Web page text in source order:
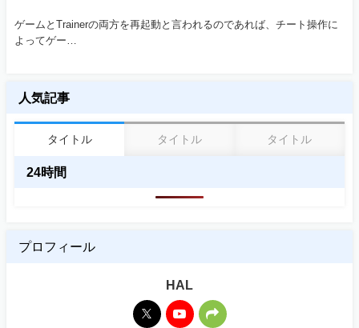
ゲームとTrainerの両方を再起動と言われるのであれば、チート操作に
よってゲー…
人気記事
タイトル タイトル タイトル
24時間
プロフィール
HAL